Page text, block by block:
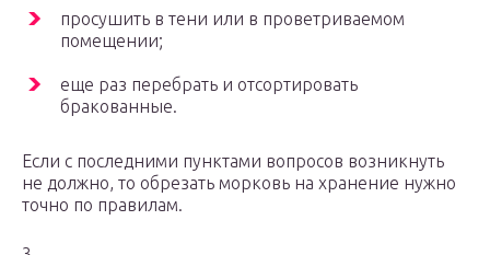
просушить в тени или в проветриваемом
помещении;
еще раз перебрать и отсортировать
бракованные.
Если с последними пунктами вопросов возникнуть
не должно, то обрезать морковь на хранение нужно
точно по правилам.